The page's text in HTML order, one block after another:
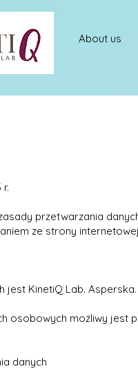
About us
przetwarzania
ze strony
KinetiQ Lab.
osobowych możliwy jest
danych